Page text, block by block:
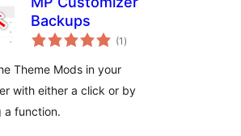
Backups
(1 مجموعی
درجہ
)
Theme Mods in your
with either a click or by
a function.